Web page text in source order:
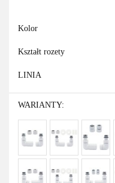
Kolor
Kształt rozety
LINIA
WARIANTY: